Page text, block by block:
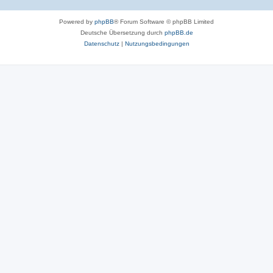
Powered by phpBB® Forum Software © phpBB Limited
Deutsche Übersetzung durch phpBB.de
Datenschutz| Nutzungsbedingungen